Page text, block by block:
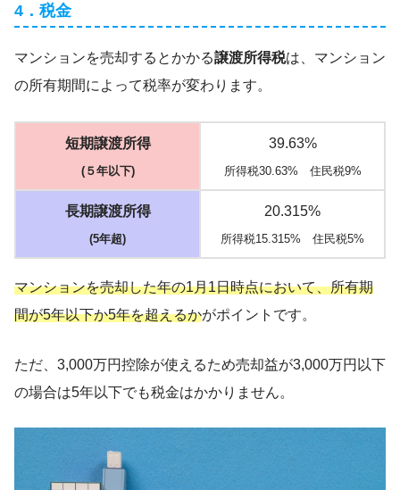
4．税金
マンションを売却するとかかる譲渡所得税は、マンション
の所有期間によって税率が変わります。
短期譲渡所得
(５年以下)
39.63%
所得税30.63% 住民税9%
長期譲渡所得
(5年超)
20.315%
所得税15.315% 住民税5%
マンションを売却した年の1月1日時点において、所有期
間が5年以下か5年を超えるかがポイントです。
ただ、3,000万円控除が使えるため売却益が3,000万円以下
の場合は5年以下でも税金はかかりません。